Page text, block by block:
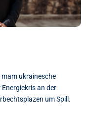
mam ukrainesche
an der
um Spill.